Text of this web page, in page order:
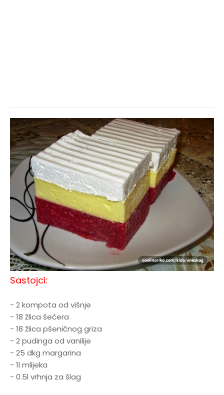
Sastojci:
- 2 kompota od višnje
- 18 žlica šećera
- 18 žlica pšeničnog griza
- 2 pudinga od vanilije
- 25 dkg margarina
- 1l mlijeka
- 0.5l vrhnja za šlag